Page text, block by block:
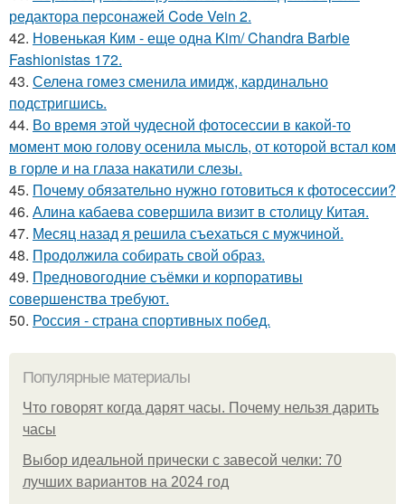
редактора персонажей Code Vein 2.
42. Новенькая Ким - еще одна Kim/ Chandra Barbie
Fashionistas 172.
43. Селена гомез сменила имидж, кардинально
подстригшись.
44. Во время этой чудесной фотосессии в какой-то
момент мою голову осенила мысль, от которой встал ком
в горле и на глаза накатили слезы.
45. Почему обязательно нужно готовиться к фотосессии?
46. Алина кабаева совершила визит в столицу Китая.
47. Месяц назад я решила съехаться с мужчиной.
48. Продолжила собирать свой образ.
49. Предновогодние съёмки и корпоративы
совершенства требуют.
50. Россия - страна спортивных побед.
Популярные материалы
Что говорят когда дарят часы. Почему нельзя дарить
часы
Выбор идеальной прически с завесой челки: 70
лучших вариантов на 2024 год